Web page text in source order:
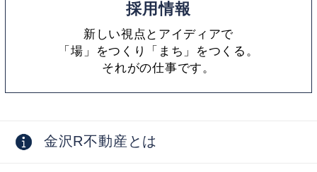
採用情報
新しい視点とアイディアで
「場」をつくり「まち」をつくる。
それがの仕事です。
金沢R不動産とは